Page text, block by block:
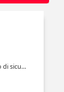
Asta snodata con fermo di sicurezza,